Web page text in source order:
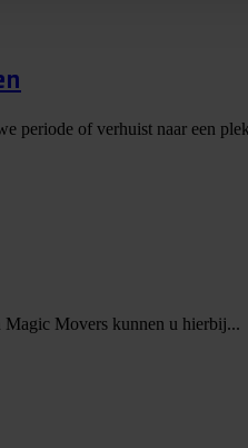
periode of verhuist naar een
Magic Movers kunnen u hierbij...